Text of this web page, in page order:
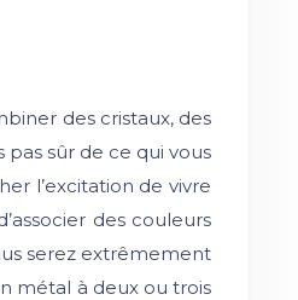
des cristaux, des
pas sûr de ce qui vous
l’excitation de vivre
des couleurs
serez extrêmement
métal à deux ou trois